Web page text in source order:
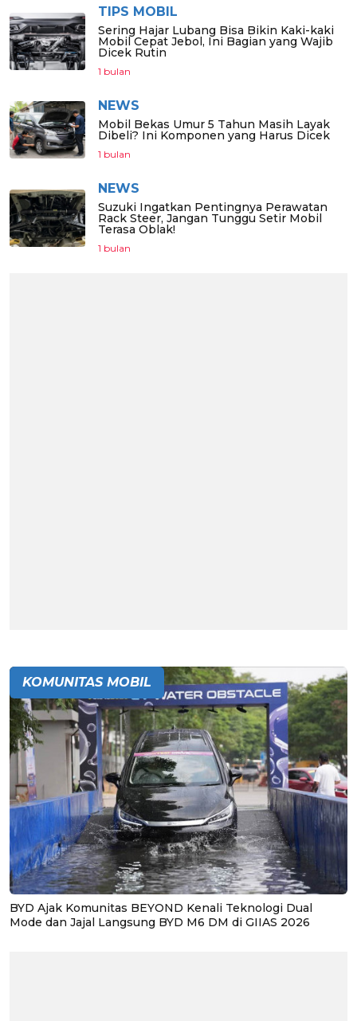
TIPS MOBIL
Sering Hajar Lubang Bisa Bikin Kaki-kaki
Mobil Cepat Jebol, Ini Bagian yang Wajib
Dicek Rutin
1 bulan
NEWS
Mobil Bekas Umur 5 Tahun Masih Layak
Dibeli? Ini Komponen yang Harus Dicek
1 bulan
NEWS
Suzuki Ingatkan Pentingnya Perawatan
Rack Steer, Jangan Tunggu Setir Mobil
Terasa Oblak!
1 bulan
KOMUNITAS MOBIL
BYD Ajak Komunitas BEYOND Kenali Teknologi Dual
Mode dan Jajal Langsung BYD M6 DM di GIIAS 2026